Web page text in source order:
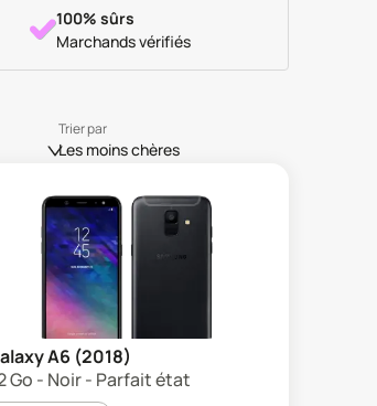
100% sûrs
Marchands vérifiés
Trier par
Les moins chères
A6 (2018)
Go - Noir - Parfait état